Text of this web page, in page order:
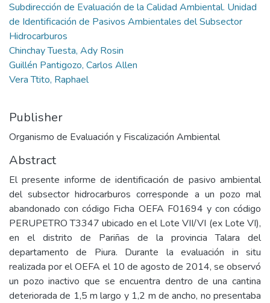
Subdirección de Evaluación de la Calidad Ambiental. Unidad
de Identificación de Pasivos Ambientales del Subsector
Hidrocarburos
Chinchay Tuesta, Ady Rosin
Guillén Pantigozo, Carlos Allen
Vera Ttito, Raphael
Publisher
Organismo de Evaluación y Fiscalización Ambiental
Abstract
El presente informe de identificación de pasivo ambiental
del subsector hidrocarburos corresponde a un pozo mal
abandonado con código Ficha OEFA F01694 y con código
PERUPETRO T3347 ubicado en el Lote VII/VI (ex Lote VI),
en el distrito de Pariñas de la provincia Talara del
departamento de Piura. Durante la evaluación in situ
realizada por el OEFA el 10 de agosto de 2014, se observó
un pozo inactivo que se encuentra dentro de una cantina
deteriorada de 1,5 m largo y 1,2 m de ancho, no presentaba